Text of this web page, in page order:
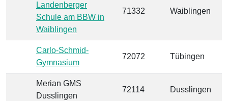
Landenberger
Schule am BBW in
Waiblingen
71332 Waiblingen
Carlo-Schmid-
Gymnasium
72072 Tübingen
Merian GMS
Dusslingen
72114 Dusslingen